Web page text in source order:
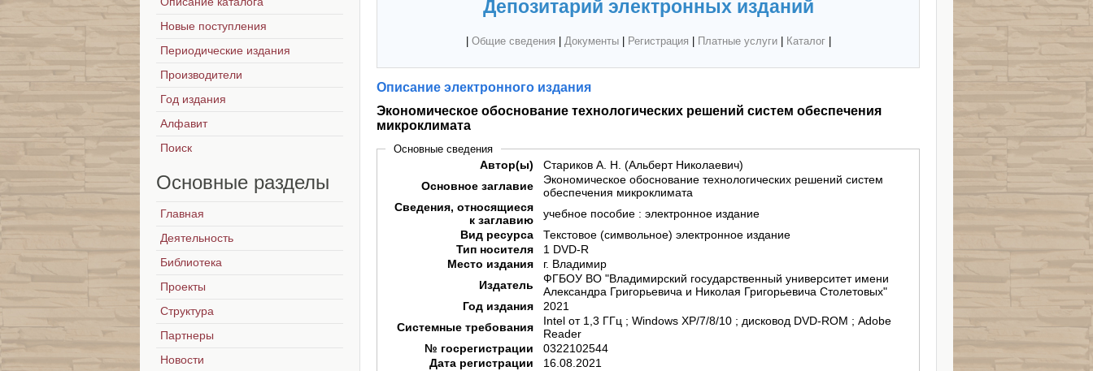
Депозитарий электронных изданий
Общие сведения Документы| Регистрация Платные услуги| Каталог|
Описание электронного издания
Экономическое обоснование технологических решений систем обеспечения
микроклимата
Основные сведения
Автор(ы)
Стариков А. Н. (Альберт Николаевич)
Основное заглавие
Экономическое обоснование технологических решений систем
обеспечения микроклимата
Сведения, относящиеся
к заглавию
учебное пособие : электронное издание
Вид ресурса
Текстовое (символьное) электронное издание
Тип носителя
1 DVD-R
Место издания
г. Владимир
Издатель
ФГБОУ ВО "Владимирский государственный университет имени
Александра Григорьевича и Николая Григорьевича Столетовых"
Год издания
2021
Системные требования
Intel от 1,3 ГГц ; Windows XP/7/8/10 ; дисковод DVD-ROM ; Adobe
Reader
№ госрегистрации
0322102544
Дата регистрации
16.08.2021
Новые поступления
Периодические издания
Производители
Год издания
Алфавит
Поиск
Основные разделы
Главная
Деятельность
Библиотека
Проекты
Структура
Партнеры
Новости